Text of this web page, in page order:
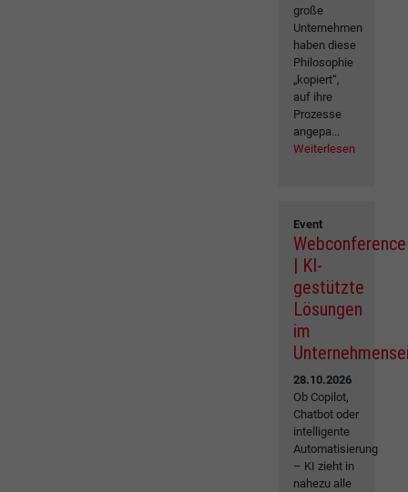
große
Unternehmen
haben diese
Philosophie
„kopiert“,
auf ihre
Prozesse
angepa...
Weiterlesen
Event
Webconference
| KI-
gestützte
Lösungen
im
28.10.2026
Ob Copilot,
Chatbot oder
intelligente
Automatisierung
– KI zieht in
nahezu alle